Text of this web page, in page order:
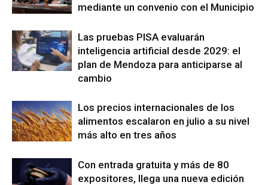
mediante un convenio con el Municipio
Las pruebas PISA evaluarán
inteligencia artificial desde 2029: el
plan de Mendoza para anticiparse al
cambio
Los precios internacionales de los
alimentos escalaron en julio a su nivel
más alto en tres años
Con entrada gratuita y más de 80
expositores, llega una nueva edición